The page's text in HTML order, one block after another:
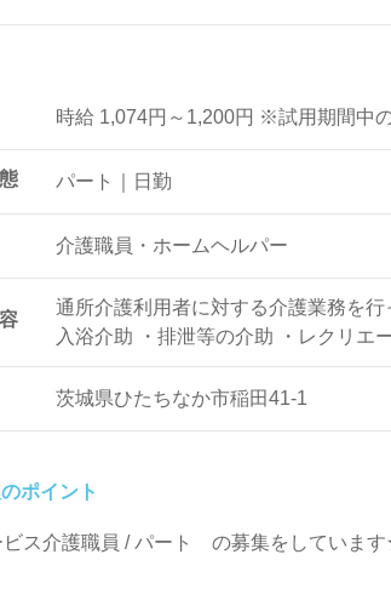
時給 1,074円～1,200円 ※試用期間中
パート｜日勤
介護職員・ホームヘルパー
通所介護利用者に対する介護業務を行
入浴介助 ・排泄等の介助 ・レクリエ
など
茨城県ひたちなか市稲田41-1
ポイント
ス介護職員 / パート の募集をしています